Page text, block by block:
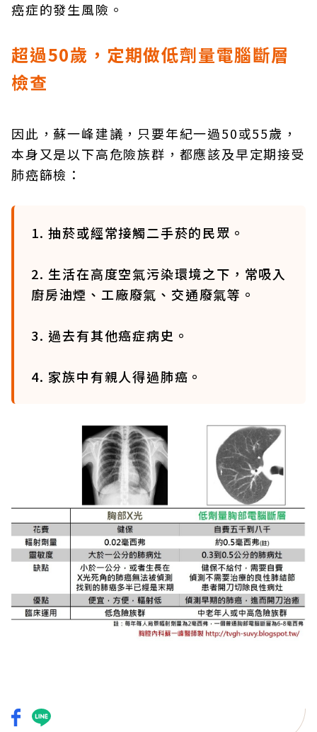
癌症的發生風險。
超過50歲，定期做低劑量電腦斷層
檢查
因此，蘇一峰建議，只要年紀一過50或55歲，
本身又是以下高危險族群，都應該及早定期接受
肺癌篩檢：
1. 抽菸或經常接觸二手菸的民眾。
2. 生活在高度空氣污染環境之下，常吸入
廚房油煙、工廠廢氣、交通廢氣等。
3. 過去有其他癌症病史。
4. 家族中有親人得過肺癌。